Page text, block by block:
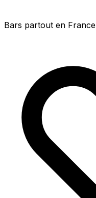
Bars partout en France